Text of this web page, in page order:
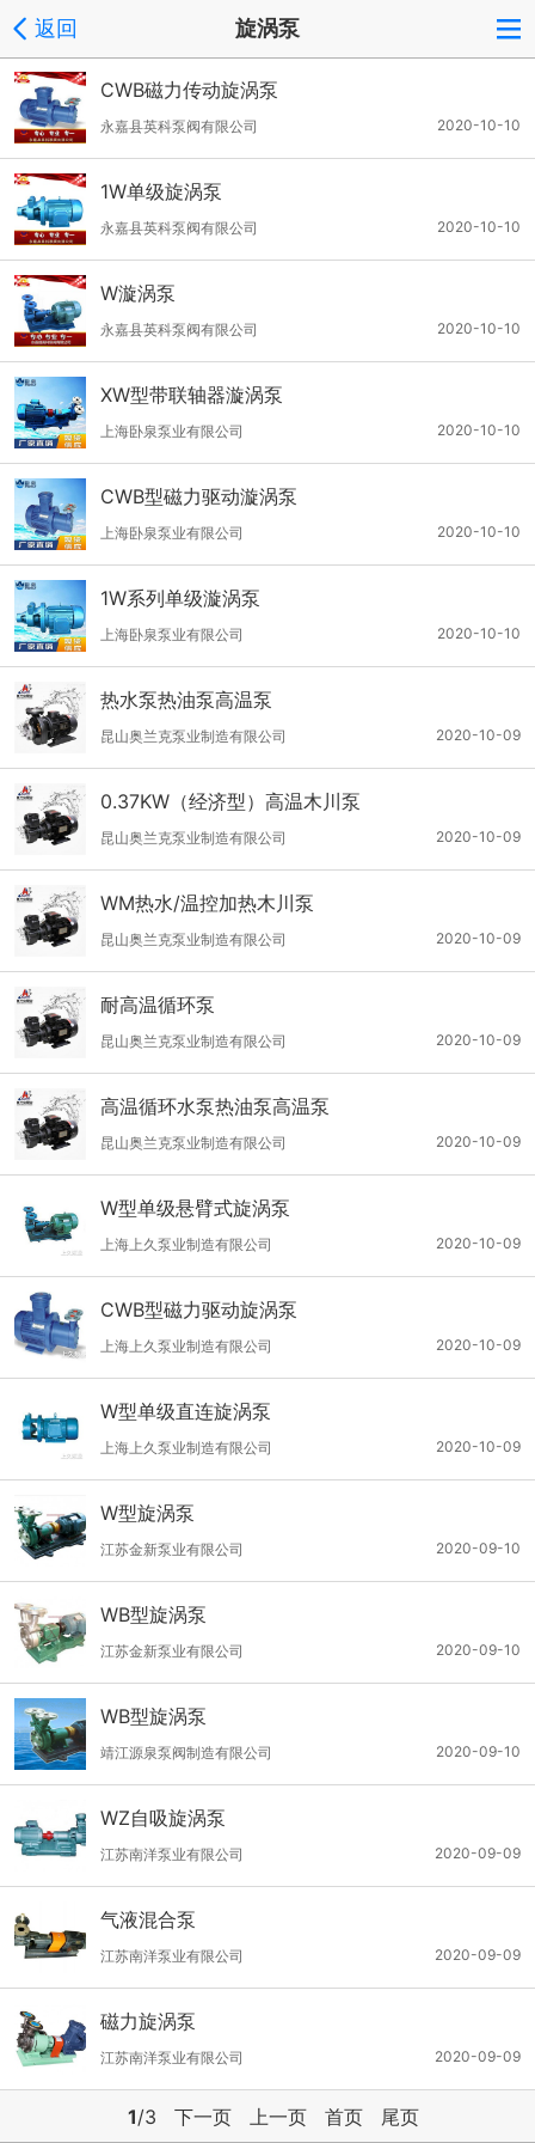
返回 旋涡泵
CWB磁力传动旋涡泵
2020-10-10
永嘉县英科泵阀有限公司
1W单级旋涡泵
2020-10-10
永嘉县英科泵阀有限公司
W漩涡泵
2020-10-10
永嘉县英科泵阀有限公司
XW型带联轴器漩涡泵
2020-10-10
上海卧泉泵业有限公司
CWB型磁力驱动漩涡泵
2020-10-10
上海卧泉泵业有限公司
1W系列单级漩涡泵
2020-10-10
上海卧泉泵业有限公司
热水泵热油泵高温泵
2020-10-09
昆山奥兰克泵业制造有限公司
0.37KW（经济型）高温木川泵
2020-10-09
昆山奥兰克泵业制造有限公司
WM热水/温控加热木川泵
2020-10-09
昆山奥兰克泵业制造有限公司
耐高温循环泵
2020-10-09
昆山奥兰克泵业制造有限公司
高温循环水泵热油泵高温泵
2020-10-09
昆山奥兰克泵业制造有限公司
W型单级悬臂式旋涡泵
2020-10-09
上海上久泵业制造有限公司
CWB型磁力驱动旋涡泵
2020-10-09
上海上久泵业制造有限公司
W型单级直连旋涡泵
2020-10-09
上海上久泵业制造有限公司
W型旋涡泵
2020-09-10
江苏金新泵业有限公司
WB型旋涡泵
2020-09-10
江苏金新泵业有限公司
WB型旋涡泵
2020-09-10
靖江源泉泵阀制造有限公司
WZ自吸旋涡泵
2020-09-09
江苏南洋泵业有限公司
气液混合泵
2020-09-09
江苏南洋泵业有限公司
磁力旋涡泵
2020-09-09
江苏南洋泵业有限公司
1/3 下一页 上一页 首页 尾页